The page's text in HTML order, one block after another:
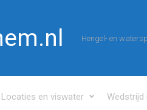
Hengel- en
Locaties en viswater